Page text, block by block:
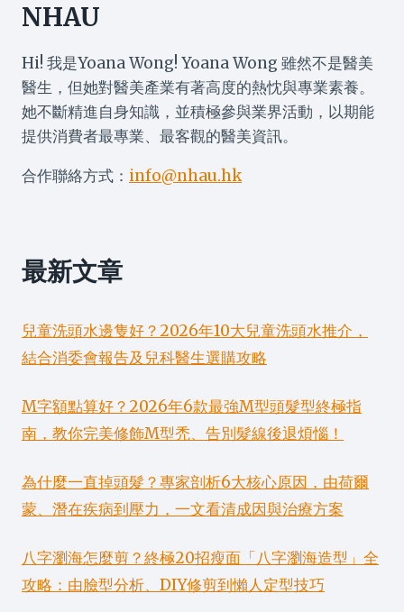
NHAU
Hi! 我是Yoana Wong! Yoana Wong 雖然不是醫美
醫生，但她對醫美產業有著高度的熱忱與專業素養。
她不斷精進自身知識，並積極參與業界活動，以期能
提供消費者最專業、最客觀的醫美資訊。
合作聯絡方式： info@nhau.hk
最新文章
兒童洗頭水邊隻好？2026年10大兒童洗頭水推介，
結合消委會報告及兒科醫生選購攻略
M字額點算好？2026年6款最強M型頭髮型終極指
南，教你完美修飾M型禿、告別髮線後退煩惱！
為什麼一直掉頭髮？專家剖析6大核心原因，由荷爾
蒙、潛在疾病到壓力，一文看清成因與治療方案
八字瀏海怎麼剪？終極20招瘦面「八字瀏海造型」全
攻略：由臉型分析、DIY修剪到懶人定型技巧